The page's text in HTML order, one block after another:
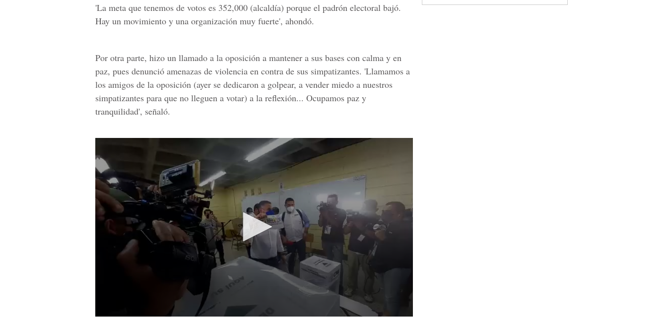
'La meta que tenemos de votos es 352,000 (alcaldía) porque el padrón electoral bajó.
Hay un movimiento y una organización muy fuerte', ahondó.
Por otra parte, hizo un llamado a la oposición a mantener a sus bases con calma y en
paz, pues denunció amenazas de violencia en contra de sus simpatizantes. 'Llamamos a
los amigos de la oposición (ayer se dedicaron a golpear, a vender miedo a nuestros
simpatizantes para que no lleguen a votar) a la reflexión... Ocupamos paz y
tranquilidad', señaló.